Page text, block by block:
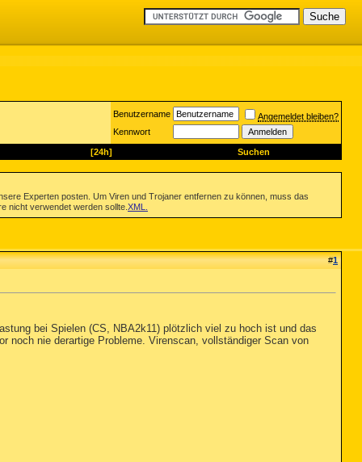
Benutzername
Angemeldet bleiben?
Kennwort
[24h] Suchen
Experten posten. Um Viren und Trojaner entfernen zu können, muss das
nicht verwendet werden sollte. XML
#1
bei Spielen (CS, NBA2k11) plötzlich viel zu hoch ist und das
noch nie derartige Probleme. Virenscan, vollständiger Scan von